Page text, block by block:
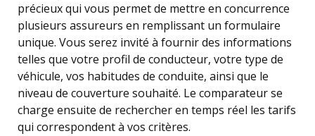
précieux qui vous permet de mettre en concurrence
plusieurs assureurs en remplissant un formulaire
unique. Vous serez invité à fournir des informations
telles que votre profil de conducteur, votre type de
véhicule, vos habitudes de conduite, ainsi que le
niveau de couverture souhaité. Le comparateur se
charge ensuite de rechercher en temps réel les tarifs
qui correspondent à vos critères.